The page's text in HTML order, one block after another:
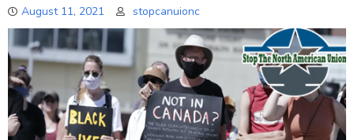
August 11, 2021 stopcanuionc